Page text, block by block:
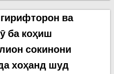
ва
ба коҳиш
сокинони
хоҳанд шуд